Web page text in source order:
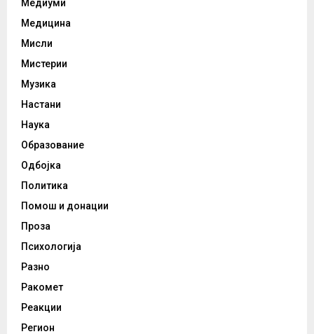
Медиуми
Медицина
Мисли
Мистерии
Музика
Настани
Наука
Образование
Одбојка
Политика
Помош и донации
Проза
Психологија
Разно
Ракомет
Реакции
Регион